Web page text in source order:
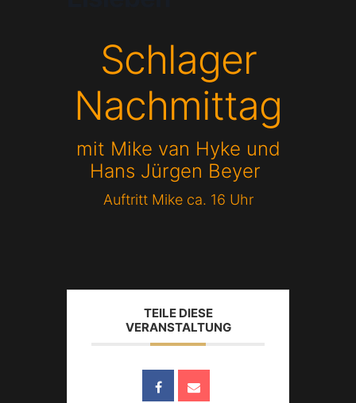
Schlager
Nachmittag
mit Mike van Hyke und
Hans Jürgen Beyer
Auftritt Mike ca. 16 Uhr
TEILE DIESE
VERANSTALTUNG